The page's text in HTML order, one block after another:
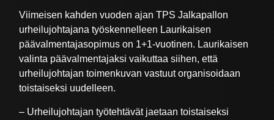
Viimeisen kahden vuoden ajan TPS Jalkapallon
urheilujohtajana työskennelleen Laurikaisen
päävalmentajasopimus on 1+1-vuotinen. Laurikaisen
valinta päävalmentajaksi vaikuttaa siihen, että
urheilujohtajan toimenkuvan vastuut organisoidaan
toistaiseksi uudelleen.
– Urheilujohtajan työtehtävät jaetaan toistaiseksi